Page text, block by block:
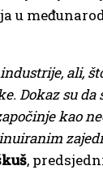
ali,
Dokaz su
kao
,